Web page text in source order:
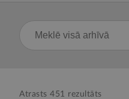
Atrasts 451 rezultāts